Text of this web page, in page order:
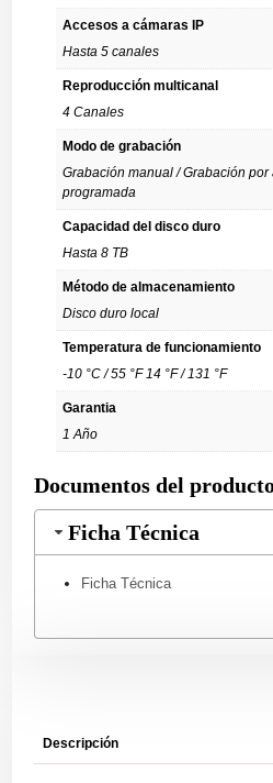
Accesos a cámaras IP
Hasta 5 canales
Reproducción multicanal
4 Canales
Modo de grabación
Grabación manual / Grabación por
programada
Capacidad del disco duro
Hasta 8 TB
Método de almacenamiento
Disco duro local
Temperatura de funcionamiento
-10 °C / 55 °F 14 °F / 131 °F
Garantia
1 Año
Documentos del
Ficha Técnica
Ficha Técnica
Descripción